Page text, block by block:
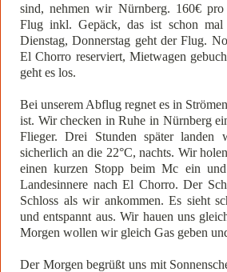
sind, nehmen wir Nürnberg. 160€ pro
Flug inkl. Gepäck, das ist schon mal
Dienstag, Donnerstag geht der Flug.
El Chorro reserviert, Mietwagen
geht es los.
Bei unserem Abflug regnet es in
ist. Wir checken in Ruhe in Nürnberg
Flieger. Drei Stunden später landen
sicherlich an die 22°C, nachts. Wir
einen kurzen Stopp beim Mc ein
Landesinnere nach El Chorro. Der
Schloss als wir ankommen. Es sieht
und entspannt aus. Wir hauen uns
Morgen wollen wir gleich Gas geben
Der Morgen begrüßt uns mit